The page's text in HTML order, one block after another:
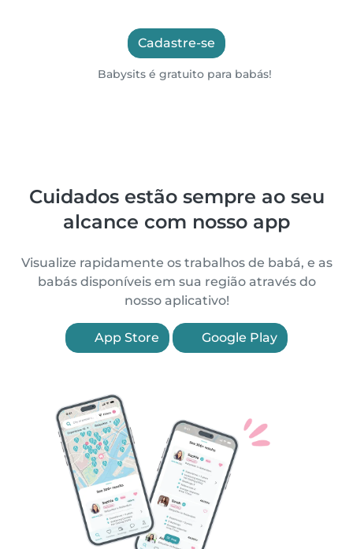
Cadastre-se
Babysits é gratuito para babás!
Cuidados estão sempre ao seu
alcance com nosso app
Visualize rapidamente os trabalhos de babá, e as
babás disponíveis em sua região através do
nosso aplicativo!
App Store Google Play